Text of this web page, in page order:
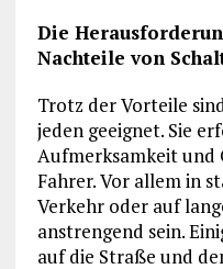
Die
Nachteile von
Trotz der Vorteile
jeden geeignet. Sie
Aufmerksamkeit und
Fahrer. Vor allem in
Verkehr oder auf
anstrengend sein.
auf die Straße und